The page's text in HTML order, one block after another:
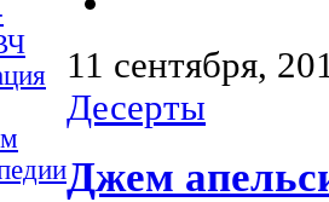
11 сентября,
Десерты
Джем